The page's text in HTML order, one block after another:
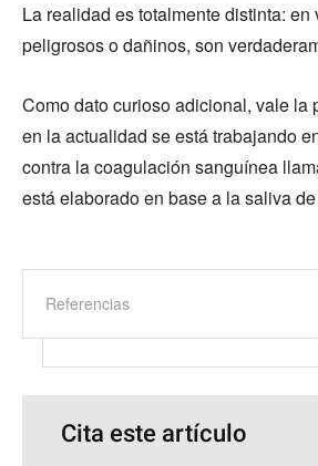
La realidad es totalmente distinta:
peligrosos o dañinos, son
Como dato curioso adicional, vale la
en la actualidad se está trabajando
contra la coagulación sanguínea
está elaborado en base a la saliva
Referencias
Cita este artículo